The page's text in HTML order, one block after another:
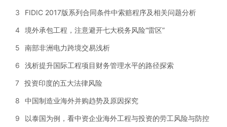
3 FIDIC 2017版系列合同条件中索赔程序及相关问题分析
4 境外承包工程，注意避开七大税务风险“雷区”
5 南部非洲电力跨境交易浅析
6 浅析提升国际工程项目财务管理水平的路径探索
7 投资印度的五大法律风险
8 中国制造业海外并购趋势及原因探究
9 以泰国为例，看中资企业海外工程与投资的劳工风险与防控